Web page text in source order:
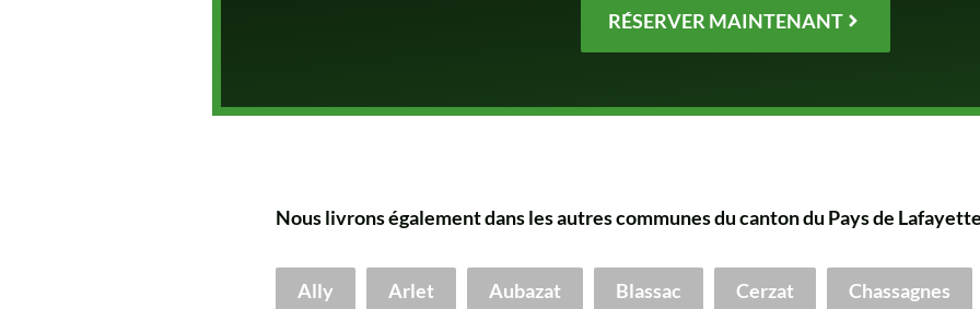
RÉSERVER MAINTENANT
Nous livrons également dans les autres communes du canton du Pays de
Ally Arlet Aubazat Blassac Cerzat Chassagnes